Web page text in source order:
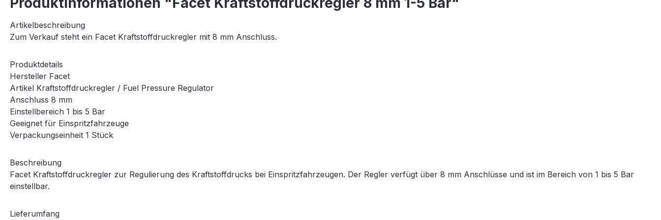
Artikelbeschreibung
Zum Verkauf steht ein Facet Kraftstoffdruckregler mit 8 mm Anschluss.
Produktdetails
Hersteller Facet
Artikel Kraftstoffdruckregler / Fuel Pressure Regulator
Anschluss 8 mm
Einstellbereich 1 bis 5 Bar
Geeignet für Einspritzfahrzeuge
Verpackungseinheit 1 Stück
Beschreibung
Facet Kraftstoffdruckregler zur Regulierung des Kraftstoffdrucks bei Einspritzfahrzeugen. Der Regler verfügt über 8 mm Anschlüsse und ist im Bereich von 1 bis 5 Bar
einstellbar.
Lieferumfang